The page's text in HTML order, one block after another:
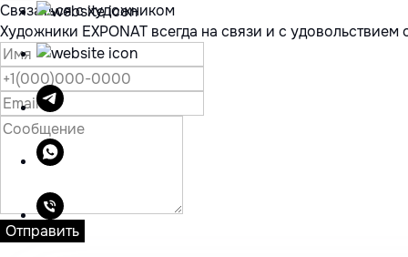
Связаться с художником
Художники EXPONAT всегда на связи и с
Отправить